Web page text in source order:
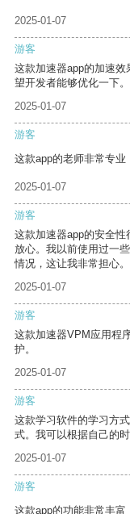
2025-01-07
游客
这款加速器app的加速
望开发者能够优化一下。
2025-01-07
游客
这款app的老师非常专业
2025-01-07
游客
这款加速器app的安全
放心。我以前使用过一
情况，这让我非常担心。
2025-01-07
游客
这款加速器VPM应用程
护。
2025-01-07
游客
这款学习软件的学习方
式。我可以根据自己的
2025-01-07
游客
这款app的功能非常丰富